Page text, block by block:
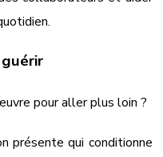
pour aller plus loin ?
présente qui conditionne